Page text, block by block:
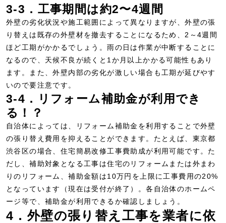
3-3．工事期間は約2〜4週間
外壁の劣化状況や施工範囲によって異なりますが、外壁の張
り替えは既存の外壁材を撤去することになるため、2～4週間
ほど工期がかかるでしょう。雨の日は作業が中断することに
なるので、天候不良が続くと1か月以上かかる可能性もあり
ます。また、外壁内部の劣化が激しい場合も工期が延びやす
いので要注意です。
3-4．リフォーム補助金が利用でき
る！？
自治体によっては、リフォーム補助金を利用することで外壁
の張り替え費用を抑えることができます。たとえば、東京都
渋谷区の場合、住宅簡易改修工事費助成が利用可能です。た
だし、補助対象となる工事は住宅のリフォームまたは外まわ
りのリフォーム、補助金額は10万円を上限に工事費用の20%
となっています（現在は受付が終了）。各自治体のホームペ
ージ等で、補助金が利用できるか確認しましょう。
4．外壁の張り替え工事を業者に依